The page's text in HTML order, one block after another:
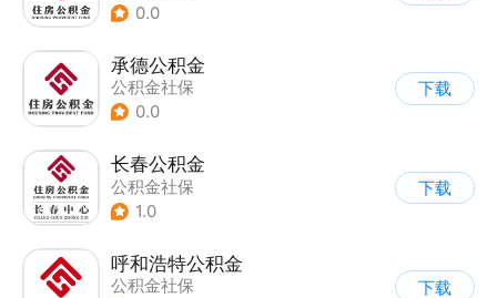
0.0
承德公积金
公积金社保
0.0
下载
长春公积金
公积金社保
1.0
下载
呼和浩特公积金
公积金社保
下载